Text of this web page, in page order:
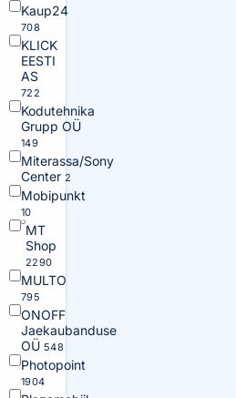
Kaup24
708
KLICK
EESTI
AS
722
Kodutehnika
Grupp OÜ
149
Miterassa/Sony
Center 2
Mobipunkt
10
MT
Shop
2290
MULTO
795
ONOFF
Jaekaubanduse
OÜ 548
Photopoint
1904